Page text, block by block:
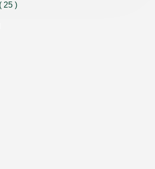
4.9 von 5 Sternen bewertet von
25 )